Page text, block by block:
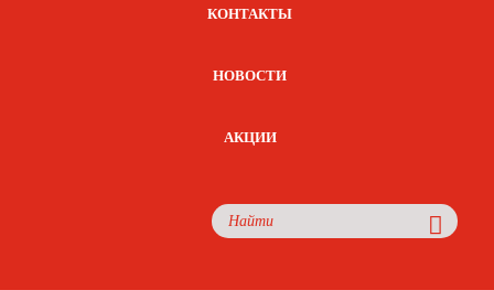
КОНТАКТЫ
НОВОСТИ
АКЦИИ